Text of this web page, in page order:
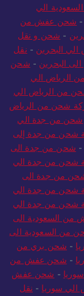
الي
- شحن عفش من
- شحن و نقل
البحرين - نقل
البحرين - شحن
الرياض الي
من الرياض الي
شحن من الرياض
شحن من جدة الي
شحن من جدة إلى
- شحن من جدة الى
شحن من جدة الي
من جدة الى
شحن من جدة الي
شحن من جدة الي
السعودية الى
من السعودية الى
- شحن بري من
- شحن عفش من
- شحن عفش
سوريا - نقل